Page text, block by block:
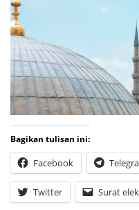
Bagikan tulisan ini:
Facebook
Twitter Surat